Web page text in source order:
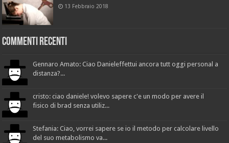
13 Febbraio 2018
Commenti recenti
Gennaro Amato: Ciao Danieleffettui ancora tutt oggi personal a
distanza?...
cristo: ciao daniele! volevo sapere c'e un modo per avere il
fisico di brad senza utiliz...
Stefania: Ciao, vorrei sapere se io il metodo per calcolare livello
del suo metabolismo va...